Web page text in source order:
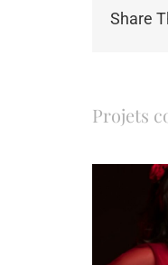
Share
Projets